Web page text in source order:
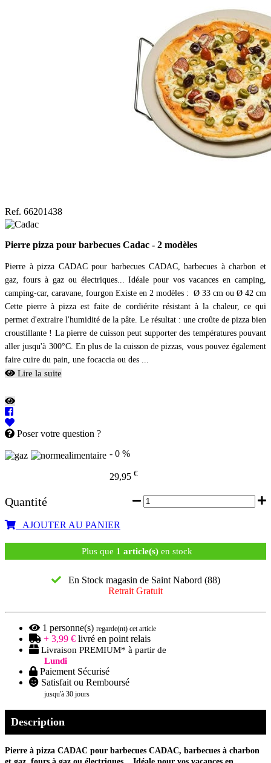
Ref. 66201438
Pierre pizza pour barbecues Cadac - 2 modèles
Pierre à pizza CADAC pour barbecues CADAC, barbecues à charbon et
gaz, fours à gaz ou électriques... Idéale pour vos vacances en camping,
camping-car, caravane, fourgon Existe en 2 modèles : Ø 33 cm ou Ø 42 cm
Cette pierre à pizza est faite de cordiérite résistant à la chaleur, ce qui
permet d'extraire l'humidité de la pâte. Le résultat : une croûte de pizza bien
croustillante ! La pierre de cuisson peut supporter des températures pouvant
aller jusqu'à 300°C. En plus de la cuisson de pizzas, vous pouvez également
faire cuire du pain, une focaccia ou des ...
Lire la suite
Poser votre question ?
- 0 %
29,95 €
Quantité
AJOUTER AU PANIER
Plus que 1 article(s)en stock
En Stock magasin de Saint Nabord (88)
Retrait Gratuit
1 personne(s) regarde(nt) cet article
+ 3,99 € livré en point relais
Livraison PREMIUM* à partir de
Lundi
Paiement Sécurisé
Satisfait ou Remboursé
jusqu'à 30 jours
Description
Pierre à pizza CADAC pour barbecues CADAC, barbecues à charbon